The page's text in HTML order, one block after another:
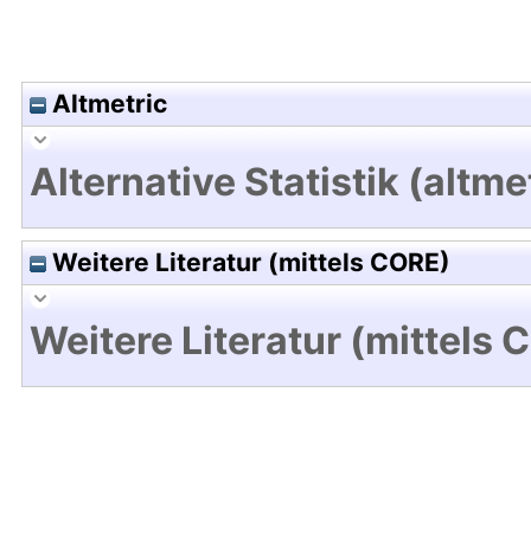
Altmetric
Alternative Statistik
Weitere Literatur (mittels CORE)
Weitere Literatur (mittels